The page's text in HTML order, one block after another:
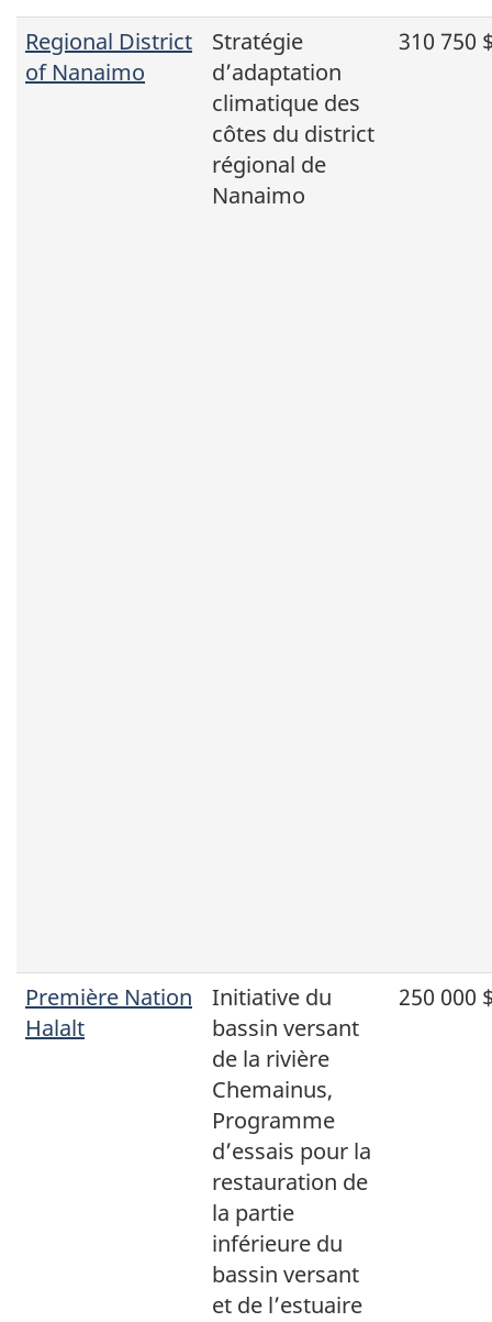
Regional District
of Nanaimo
Stratégie
d’adaptation
climatique des
côtes du district
régional de
Nanaimo
310 750
Première Nation
Halalt
Initiative du
bassin versant
de la rivière
Chemainus,
Programme
d’essais pour la
restauration de
la partie
inférieure du
bassin versant
et de l’estuaire
250 000